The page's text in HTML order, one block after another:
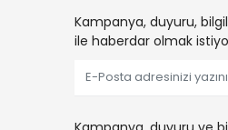
Kampanya, duyuru,
ile haberdar olmak